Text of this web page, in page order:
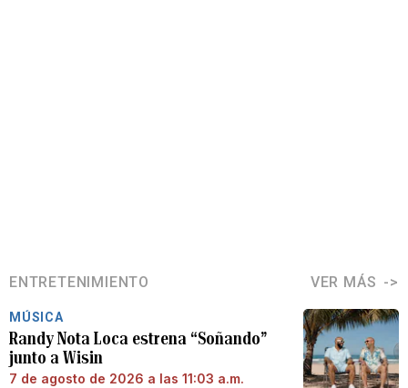
ENTRETENIMIENTO VER MÁS
MÚSICA
Randy Nota Loca estrena “Soñando”
junto a Wisin
7 de agosto de 2026 a las 11:03 a.m.